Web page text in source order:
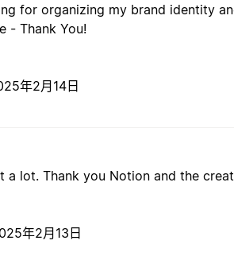
for organizing my brand identity
- Thank You!
年2月14日
a lot. Thank you Notion and the
年2月13日